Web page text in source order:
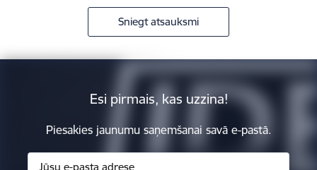
Sniegt atsauksmi
Esi pirmais, kas uzzina!
Piesakies jaunumu saņemšanai savā e-pastā.